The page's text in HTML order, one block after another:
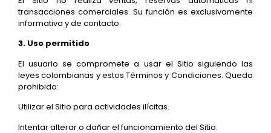
transacciones comerciales. Su función es exclusivamente
informativa y de contacto.
3. Uso permitido
El usuario se compromete a usar el Sitio siguiendo las
leyes colombianas y estos Términos y Condiciones. Queda
prohibido:
Utilizar el Sitio para actividades ilícitas.
Intentar alterar o dañar el funcionamiento del Sitio.